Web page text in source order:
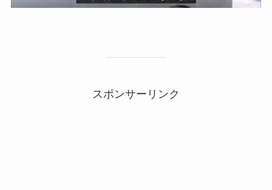
スポンサーリンク